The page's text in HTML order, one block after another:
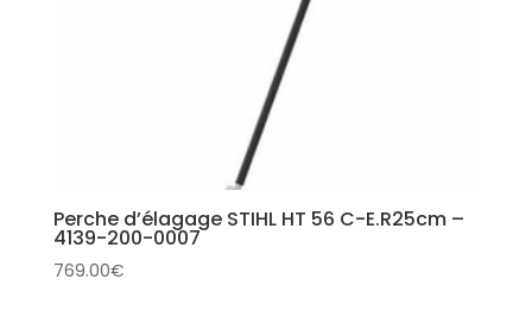
Perche d’élagage STIHL HT 56 C-E.R25cm –
4139-200-0007
769.00€